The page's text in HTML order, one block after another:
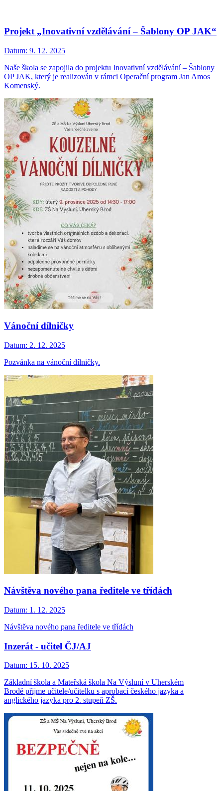
Projekt „Inovativní vzdělávání – Šablony OP JAK“
Datum: 9. 12. 2025
Naše škola se zapojila do projektu Inovativní vzdělávání – Šablony
OP JAK, který je realizován v rámci Operační program Jan Amos
Komenský.
Vánoční dílničky
Datum: 2. 12. 2025
Pozvánka na vánoční dílničky.
Návštěva nového pana ředitele ve třídách
Datum: 1. 12. 2025
Návštěva nového pana ředitele ve třídách
Inzerát - učitel ČJ/AJ
Datum: 15. 10. 2025
Základní škola a Mateřská škola Na Výsluní v Uherském
Brodě přijme učitele/učitelku s aprobací českého jazyka a
anglického jazyka pro 2. stupeň ZŠ.